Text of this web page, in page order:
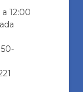
12:00